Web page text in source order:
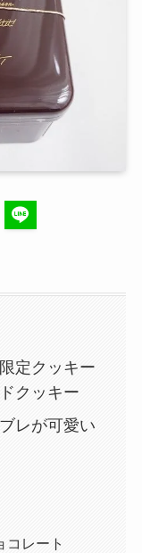
定クッキー
クッキー
レが可愛い
コレート